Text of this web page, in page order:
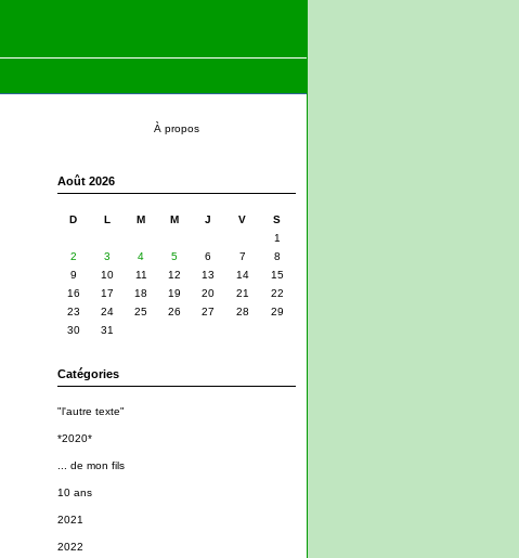
À propos
Août 2026
D L M M J V
S
1
2
3 4 5 6 7
8
9
10 11 12 13 14
15
16
17 18 19 20 21
22
23
24 25 26 27 28
29
30
31
Catégories
"l'autre texte"
*2020*
... de mon fils
10 ans
2021
2022